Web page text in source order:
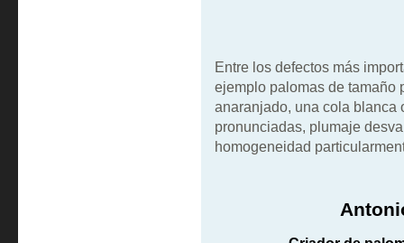
Entre los defectos más
ejemplo palomas de tamaño
anaranjado, una cola blanca
pronunciadas, plumaje
homogeneidad